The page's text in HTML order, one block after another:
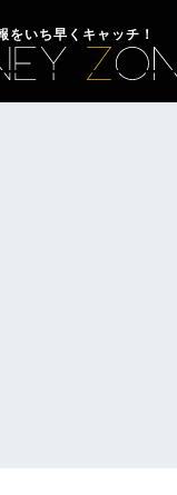
をいち早くキャッチ！